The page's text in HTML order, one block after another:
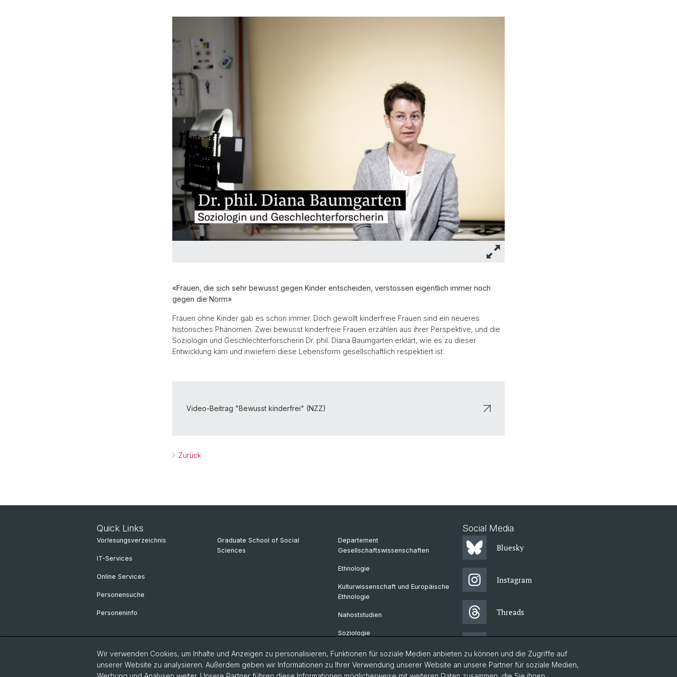
«Frauen, die sich sehr bewusst gegen Kinder entscheiden, verstossen eigentlich immer noch
gegen die Norm»
Frauen ohne Kinder gab es schon immer. Doch gewollt kinderfreie Frauen sind ein neueres
historisches Phänomen. Zwei bewusst kinderfreie Frauen erzählen aus ihrer Perspektive, und die
Soziologin und Geschlechterforscherin Dr. phil. Diana Baumgarten erklärt, wie es zu dieser
Entwicklung kam und inwiefern diese Lebensform gesellschaftlich respektiert ist.
Video-Beitrag "Bewusst kinderfrei" (NZZ)
Zurück
Quick Links
Vorlesungsverzeichnis
IT-Services
Online Services
Personensuche
Personeninfo
Graduate School of Social
Sciences
Departement
Gesellschaftswissenschaften
Ethnologie
Kulturwissenschaft und Europäische
Ethnologie
Nahoststudien
Soziologie
Nachhaltigkeitsforschung
Politikwissenschaft
Social Media
Bluesky
Instagram
Threads
Wir verwenden Cookies, um Inhalte und Anzeigen zu personalisieren, Funktionen für soziale Medien anbieten zu können und die Zugriffe auf
unserer Website zu analysieren. Außerdem geben wir Informationen zu Ihrer Verwendung unserer Website an unsere Partner für soziale Medien,